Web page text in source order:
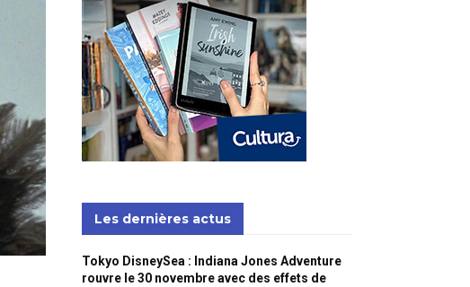
Les dernières actus
Tokyo DisneySea : Indiana Jones Adventure
rouvre le 30 novembre avec des effets de